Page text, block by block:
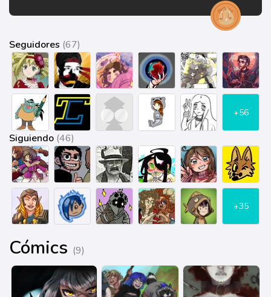
Seguidores (67)
+56
Siguiendo (46)
+35
Cómics (9)